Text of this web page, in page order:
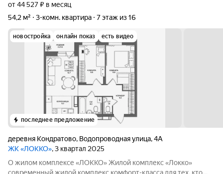
от 44 527 ₽ в месяц
54,2 м²
3-комн. квартира 7 этаж из 16
новостройка онлайн показ есть видео
последнее предложение
деревня Кондратово, Водопроводная улица,4А
ЖК «ЛОККО», 3 квартал 2025
О жилом комплексе «ЛОККО» Жилой комплекс «Локко»